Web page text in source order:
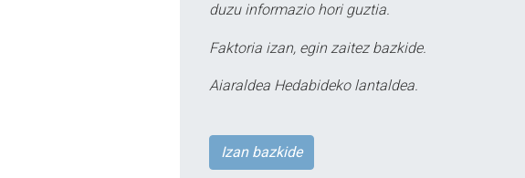
duzu informazio hori guztia.
Faktoria izan, egin zaitez bazkide.
Aiaraldea Hedabideko lantaldea.
Izan bazkide